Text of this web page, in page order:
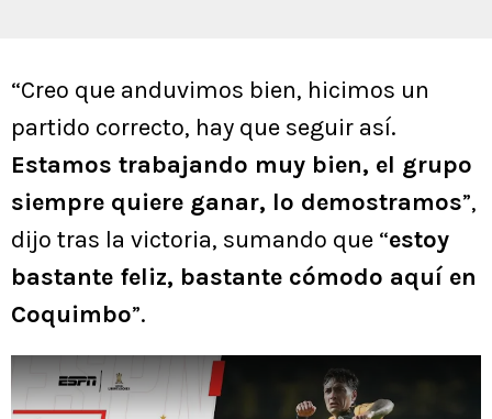
“Creo que anduvimos bien, hicimos un
partido correcto, hay que seguir así.
Estamos trabajando muy bien, el grupo
siempre quiere ganar, lo demostramos”,
dijo tras la victoria, sumando que “estoy
bastante feliz, bastante cómodo aquí en
Coquimbo”.